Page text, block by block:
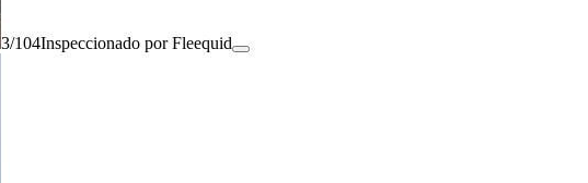
3/104Inspeccionado por Fleequid